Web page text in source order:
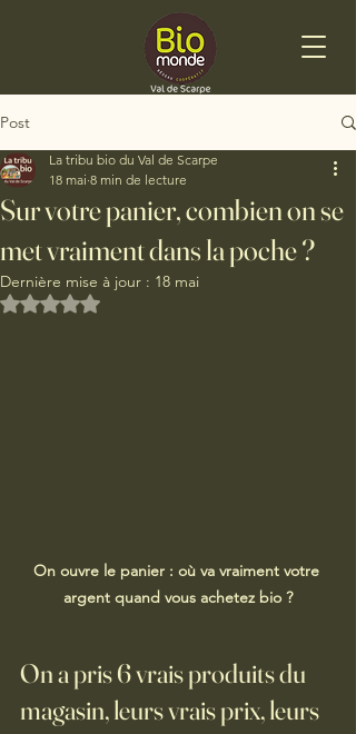
Post
Sur votre panier, combien on se
met vraiment dans la poche ?
La tribu bio du Val de Scarpe
18 mai 8 min de lecture
Dernière mise à jour : 18 mai
Noté NaN étoiles sur 5.
On ouvre le panier : où va vraiment votre
argent quand vous achetez bio ?
On a pris 6 vrais produits du
magasin, leurs vrais prix, leurs